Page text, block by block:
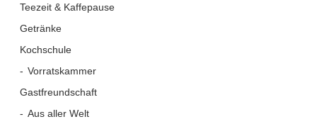
Teezeit & Kaffepause
Getränke
Kochschule
Vorratskammer
Gastfreundschaft
Aus aller Welt